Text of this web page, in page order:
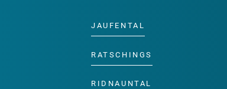
JAUFENTAL
RATSCHINGS
RIDNAUNTAL